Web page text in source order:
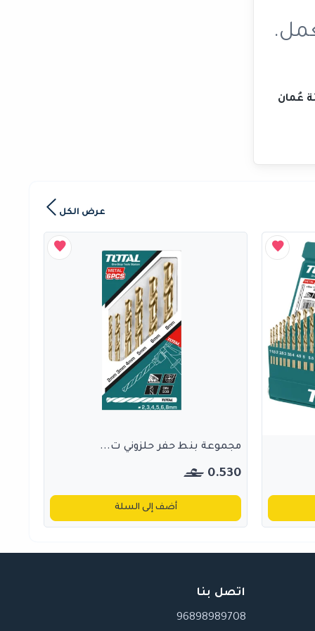
عُمان
عرض الكل
مجموعة بنط حفر حلزوني ت...
0.530
أضف إلى السلة
اتصل بنا
96898989708